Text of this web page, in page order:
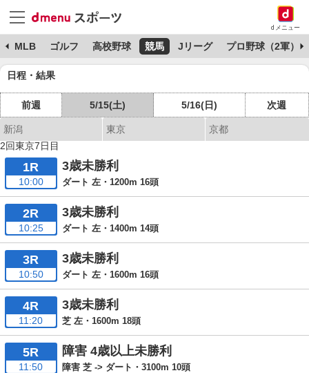
dメニュー
MLB ゴルフ 高校野球 競馬 Jリーグ プロ野球（2軍）
日程・結果
前週 5/15(土) 5/16(日) 次週
新潟 東京
京都
2回東京7日目
1R
10:00
3歳未勝利
ダート 左・1200m 16頭
2R
10:25
3歳未勝利
ダート 左・1400m 14頭
3R
10:50
3歳未勝利
ダート 左・1600m 16頭
4R
11:20
3歳未勝利
芝 左・1600m 18頭
5R
11:50
障害 4歳以上未勝利
障害 芝 -> ダート・3100m 10頭